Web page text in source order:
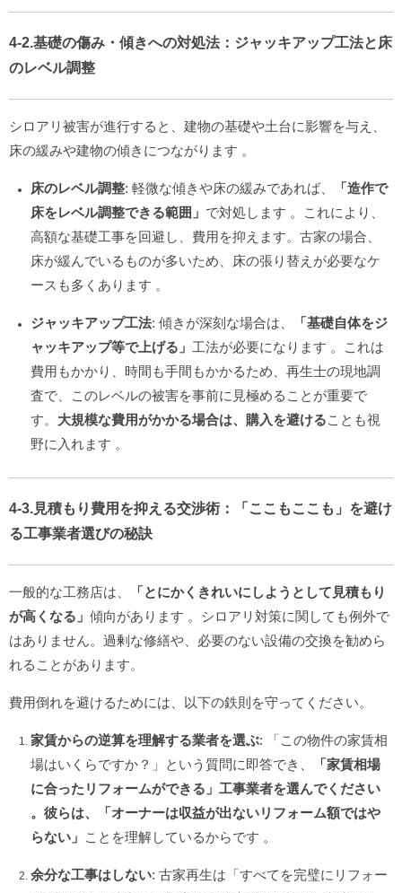
4-2.基礎の傷み・傾きへの対処法：ジャッキアップ工法と床
のレベル調整
シロアリ被害が進行すると、建物の基礎や土台に影響を与え、
床の緩みや建物の傾きにつながります 。
床のレベル調整: 軽微な傾きや床の緩みであれば、
「造作で
床をレベル調整できる範囲」 で対処します 。これにより、
高額な基礎工事を回避し、費用を抑えます。古家の場合、
床が緩んでいるものが多いため、床の張り替えが必要なケ
ースも多くあります 。
ジャッキアップ工法: 傾きが深刻な場合は、
「基礎自体をジ
ャッキアップ等で上げる」 工法が必要になります 。これは
費用もかかり、時間も手間もかかるため、再生士の現地調
査で、このレベルの被害を事前に見極めることが重要で
す。 大規模な費用がかかる場合は、購入を避けることも視
野に入れます 。
4-3.見積もり費用を抑える交渉術：「ここもここも」を避け
る工事業者選びの秘訣
一般的な工務店は、
「とにかくきれいにしようとして見積もり
が高くなる」 傾向があります 。シロアリ対策に関しても例外で
はありません。過剰な修繕や、必要のない設備の交換を勧めら
れることがあります。
費用倒れを避けるためには、以下の鉄則を守ってください。
家賃からの逆算を理解する業者を選ぶ: 「この物件の家賃相
場はいくらですか？」という質問に即答でき、
「家賃相場
に合ったリフォームができる」工事業者を選んでください
。彼らは、「オーナーは収益が出ないリフォーム額ではや
らない」 ことを理解しているからです 。
余分な工事はしない: 古家再生は「すべてを完璧にリフォー